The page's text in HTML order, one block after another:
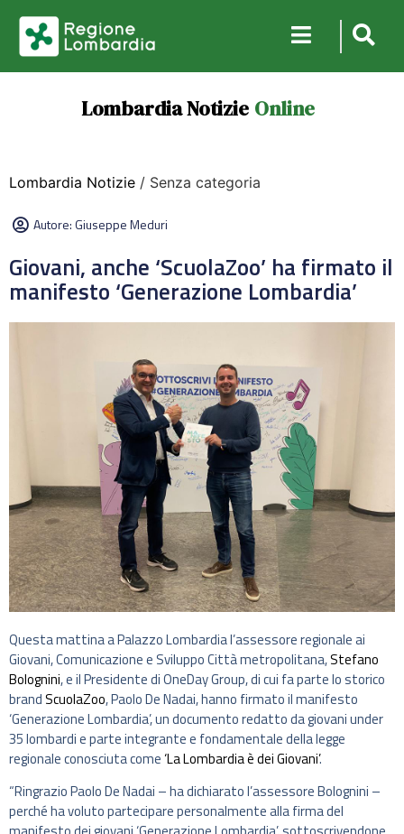
Lombardia Notizie Online
Lombardia Notizie / Senza categoria
Autore:Giuseppe Meduri
Giovani, anche ‘ScuolaZoo’ ha firmato il
manifesto ‘Generazione Lombardia’
Questa mattina a Palazzo Lombardia l’assessore regionale ai
Giovani, Comunicazione e Sviluppo Città metropolitana,Stefano
Bolognini, e il Presidente di OneDay Group, di cui fa parte lo storico
brandScuolaZoo, Paolo De Nadai, hanno firmato il manifesto
‘Generazione Lombardia’, un documento redatto da giovani under
35 lombardi e parte integrante e fondamentale della legge
regionale conosciuta come ‘La Lombardia è dei Giovani’.
“Ringrazio Paolo De Nadai – ha dichiarato l’assessore Bolognini –
perché ha voluto partecipare personalmente alla firma del